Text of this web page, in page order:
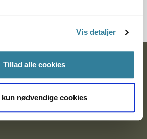
Vis detaljer
Tillad alle cookies
nødvendige cookies